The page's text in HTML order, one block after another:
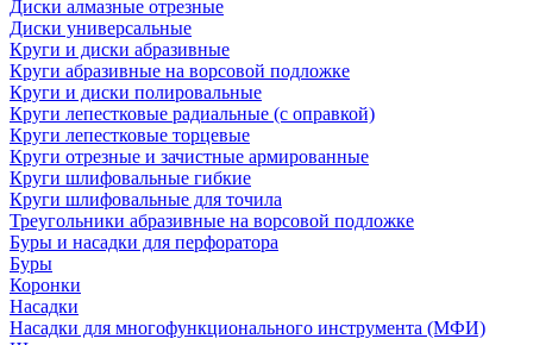
Диски алмазные отрезные
Диски универсальные
Круги и диски абразивные
Круги абразивные на ворсовой подложке
Круги и диски полировальные
Круги лепестковые радиальные (с оправкой)
Круги лепестковые торцевые
Круги отрезные и зачистные армированные
Круги шлифовальные гибкие
Круги шлифовальные для точила
Треугольники абразивные на ворсовой подложке
Буры и насадки для перфоратора
Буры
Коронки
Насадки
Насадки для многофункционального инструмента (МФИ)